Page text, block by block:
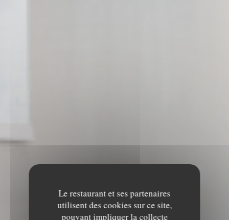
Le restaurant et ses partenaires
utilisent des cookies sur ce site,
pouvant impliquer la collecte